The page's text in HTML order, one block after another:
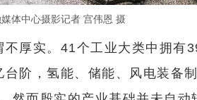
体中心摄影记者 宫伟恩 摄
不厚实。41个工业大类中拥有
阶，氢能、储能、风电装备